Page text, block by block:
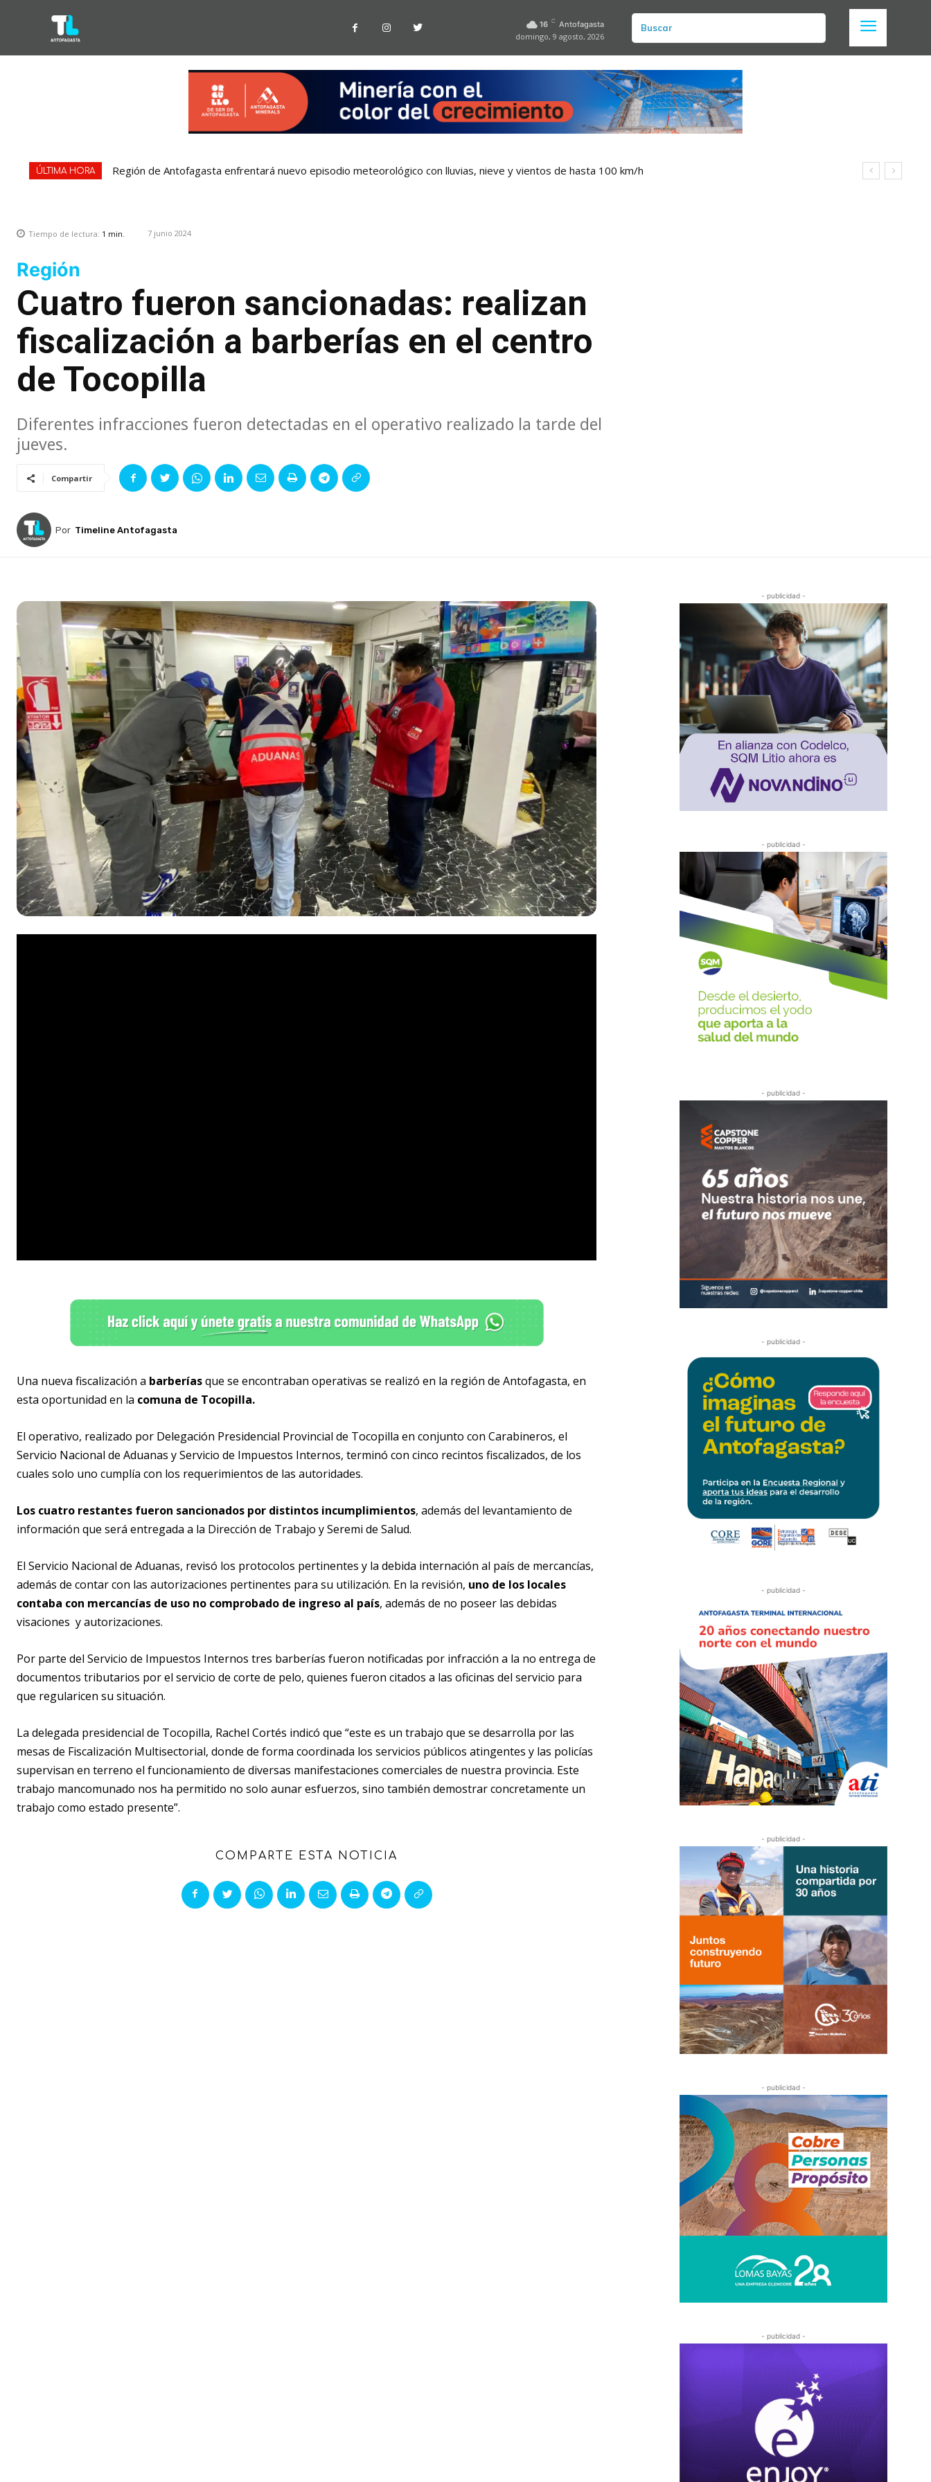
16 C Antofagasta
domingo, 9 agosto, 2026
Buscar
ÚLTIMA HORA Región de Antofagasta enfrentará nuevo episodio meteorológico con lluvias, nieve y vientos de hasta 100 km/h
Tiempo de lectura: 1 min. 7 junio 2024
Región
Cuatro fueron sancionadas: realizan
fiscalización a barberías en el centro
de Tocopilla
Diferentes infracciones fueron detectadas en el operativo realizado la tarde del
jueves.
Compartir
Por Timeline Antofagasta
Una nueva fiscalización a barberíasque se encontraban operativas se realizó en la región de Antofagasta, en
esta oportunidad en la comuna de Tocopilla.
El operativo, realizado por Delegación Presidencial Provincial de Tocopilla en conjunto con Carabineros, el
Servicio Nacional de Aduanas y Servicio de Impuestos Internos, terminó con cinco recintos fiscalizados, de los
cuales solo uno cumplía con los requerimientos de las autoridades.
Los cuatro restantes fueron sancionados por distintos incumplimientos, además del levantamiento de
información que será entregada a la Dirección de Trabajo y Seremi de Salud.
El Servicio Nacional de Aduanas, revisó los protocolos pertinentes y la debida internación al país de mercancías,
además de contar con las autorizaciones pertinentes para su utilización. En la revisión, uno de los locales
contaba con mercancías de uso no comprobado de ingreso al país, además de no poseer las debidas
visaciones y autorizaciones.
Por parte del Servicio de Impuestos Internos tres barberías fueron notificadas por infracción a la no entrega de
documentos tributarios por el servicio de corte de pelo, quienes fueron citados a las oficinas del servicio para
que regularicen su situación.
La delegada presidencial de Tocopilla, Rachel Cortés indicó que “este es un trabajo que se desarrolla por las
mesas de Fiscalización Multisectorial, donde de forma coordinada los servicios públicos atingentes y las policías
supervisan en terreno el funcionamiento de diversas manifestaciones comerciales de nuestra provincia. Este
trabajo mancomunado nos ha permitido no solo aunar esfuerzos, sino también demostrar concretamente un
trabajo como estado presente”.
COMPARTE ESTA NOTICIA
- publicidad -
- publicidad -
- publicidad -
- publicidad -
- publicidad -
- publicidad -
- publicidad -
- publicidad -